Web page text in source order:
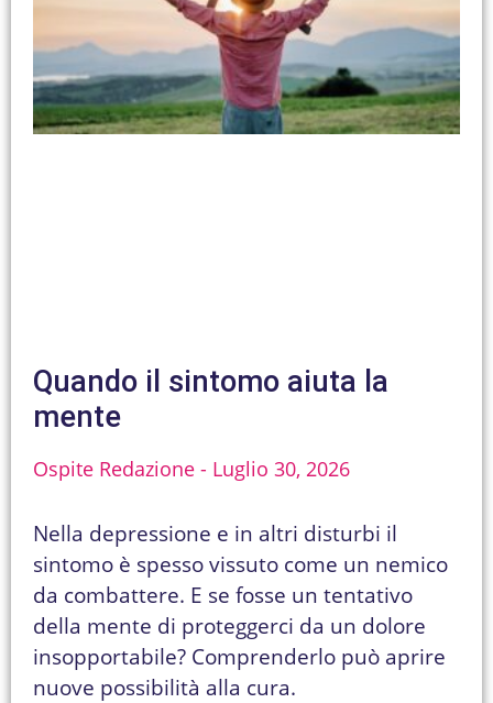
Quando il sintomo aiuta la
mente
Ospite Redazione Luglio 30, 2026
Nella depressione e in altri disturbi il
sintomo è spesso vissuto come un nemico
da combattere. E se fosse un tentativo
della mente di proteggerci da un dolore
insopportabile? Comprenderlo può aprire
nuove possibilità alla cura.